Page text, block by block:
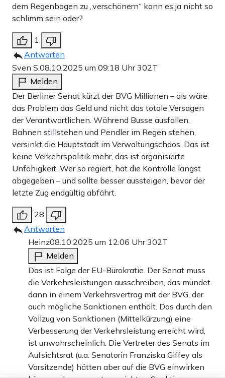
dem Regenbogen zu „verschönern“ kann es ja nicht so
schlimm sein oder?
1
Antworten
Sven S. 08.10.2025 um 09:18 Uhr302T
Melden
Der Berliner Senat kürzt der BVG Millionen – als wäre
das Problem das Geld und nicht das totale Versagen
der Verantwortlichen. Während Busse ausfallen,
Bahnen stillstehen und Pendler im Regen stehen,
versinkt die Hauptstadt im Verwaltungschaos. Das ist
keine Verkehrspolitik mehr, das ist organisierte
Unfähigkeit. Wer so regiert, hat die Kontrolle längst
abgegeben – und sollte besser aussteigen, bevor der
letzte Zug endgültig abfährt.
28
Antworten
Heinz08.10.2025 um 12:06 Uhr302T
Melden
Das ist Folge der EU-Bürokratie. Der Senat muss
die Verkehrsleistungen ausschreiben, das mündet
dann in einem Verkehrsvertrag mit der BVG, der
auch mögliche Sanktionen enthält. Das durch den
Vollzug von Sanktionen (Mittelkürzung) eine
Verbesserung der Verkehrsleistung erreicht wird,
ist unwahrscheinlich. Die Vertreter des Senats im
Aufsichtsrat (u.a. Senatorin Franziska Giffey als
Vorsitzende) hätten aber auf die BVG einwirken